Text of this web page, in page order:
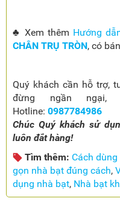
♣ Xem thêm Hướng
CHÂN TRỤ TRÒN, có
Quý khách cần hỗ trợ,
đừng ngần
Hotline: 0987784986
Chúc Quý khách sử
luôn đắt hàng!
Tìm thêm: Cách
gọn nhà bạt đúng cách,
dụng nhà bạt, Nhà bạt